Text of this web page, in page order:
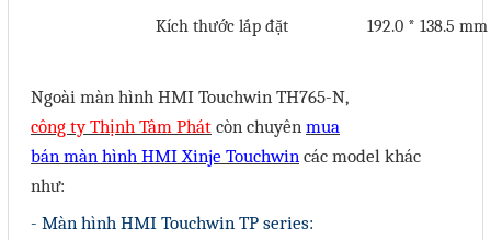
Kích thước lắp đặt 192.0 * 138.5 mm
Ngoài màn hình HMI Touchwin TH765-N,
công ty Thịnh Tâm Phát còn chuyên mua
bán màn hình HMI Xinje Touchwin các model khác
như:
- Màn hình HMI Touchwin TP series: